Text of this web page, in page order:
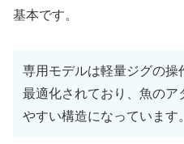
基本です。
専用モデルは軽量ジグの
最適化されており、魚のア
やすい構造になっています。